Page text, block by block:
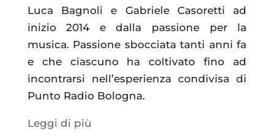
Luca Bagnoli e Gabriele Casoretti ad
inizio 2014 e dalla passione per la
musica. Passione sbocciata tanti anni fa
e che ciascuno ha coltivato fino ad
incontrarsi nell’esperienza condivisa di
Punto Radio Bologna.
Leggi di più